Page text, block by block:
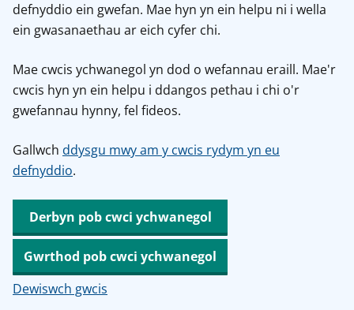
defnyddio ein gwefan. Mae hyn yn ein helpu ni i wella
ein gwasanaethau ar eich cyfer chi.
Mae cwcis ychwanegol yn dod o wefannau eraill. Mae'r
cwcis hyn yn ein helpu i ddangos pethau i chi o'r
gwefannau hynny, fel fideos.
Gallwch ddysgu mwy am y cwcis rydym yn eu
defnyddio.
Derbyn pob cwci ychwanegol
Gwrthod pob cwci ychwanegol
Dewiswch gwcis